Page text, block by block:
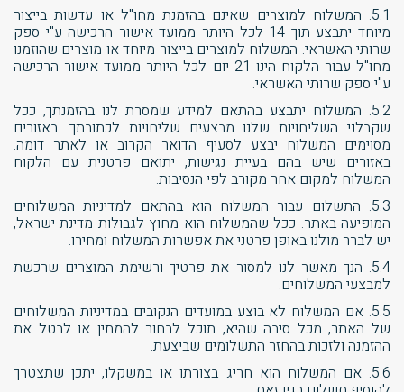
5.1. המשלוח למוצרים שאינם בהזמנת מחו"ל או עדשות בייצור
מיוחד יתבצע תוך 14 לכל היותר ממועד אישור הרכישה ע"י ספק
שרותי האשראי. המשלוח למוצרים בייצור מיוחד או מוצרים שהוזמנו
מחו"ל עבור הלקוח הינו 21 יום לכל היותר ממועד אישור הרכישה
ע"י ספק שרותי האשראי.
5.2. המשלוח יתבצע בהתאם למידע שמסרת לנו בהזמנתך, ככל
שקבלני השליחויות שלנו מבצעים שליחויות לכתובתך. באזורים
מסוימים המשלוח יבצע לסעיף הדואר הקרוב או לאתר דומה.
באזורים שיש בהם בעיית נגישות, יתואם פרטנית עם הלקוח
המשלוח למקום אחר מקורב לפי הנסיבות.
5.3. התשלום עבור המשלוח הוא בהתאם למדיניות המשלוחים
המופיעה באתר. ככל שהמשלוח הוא מחוץ לגבולות מדינת ישראל,
יש לברר מולנו באופן פרטני את אפשרות המשלוח ומחירו.
5.4. הנך מאשר לנו למסור את פרטיך ורשימת המוצרים שרכשת
למבצעי המשלוחים.
5.5. אם המשלוח לא בוצע במועדים הנקובים במדיניות המשלוחים
של האתר, מכל סיבה שהיא, תוכל לבחור להמתין או לבטל את
ההזמנה ולזכות בהחזר התשלומים שביצעת.
5.6. אם המשלוח הוא חריג בצורתו או במשקלו, יתכן שתצטרך